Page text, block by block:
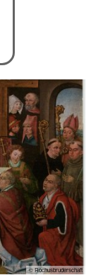
© Rochusbruderschaft